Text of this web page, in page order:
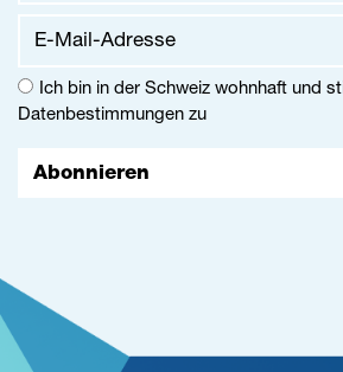
Abonnieren
Ich bin in der Schweiz wohnhaft und
Datenbestimmungen zu